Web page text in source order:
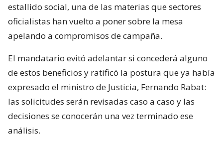
estallido social, una de las materias que sectores
oficialistas han vuelto a poner sobre la mesa
apelando a compromisos de campaña.
El mandatario evitó adelantar si concederá alguno
de estos beneficios y ratificó la postura que ya había
expresado el ministro de Justicia, Fernando Rabat:
las solicitudes serán revisadas caso a caso y las
decisiones se conocerán una vez terminado ese
análisis.